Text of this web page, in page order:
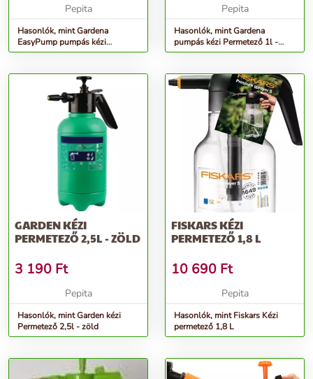
Pepita
Hasonlók, mint Gardena
EasyPump pumpás kézi
Permetező 1l - szürke
Pepita
Hasonlók, mint Gardena
pumpás kézi Permetező 1l -
szürke
GARDEN KÉZI
PERMETEZŐ 2,5L - ZÖLD
3 190 Ft
Pepita
Hasonlók, mint Garden kézi
Permetező 2,5l - zöld
FISKARS KÉZI
PERMETEZŐ 1,8 L
10 690 Ft
Pepita
Hasonlók, mint Fiskars Kézi
permetező 1,8 L